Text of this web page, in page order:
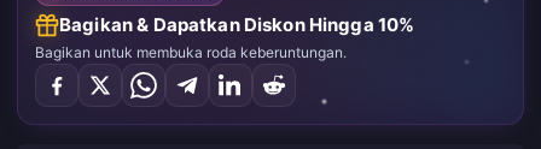
Bagikan & Dapatkan Diskon Hingga 10%
Bagikan untuk membuka roda keberuntungan.